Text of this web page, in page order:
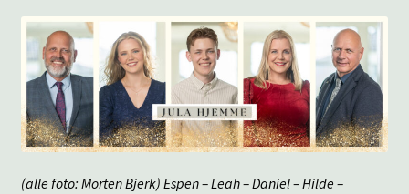
(alle foto: Morten Bjerk) Espen – Leah – Daniel – Hilde –